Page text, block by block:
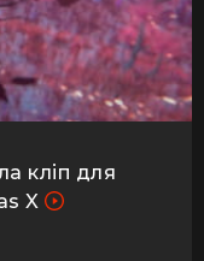
кліп для
X